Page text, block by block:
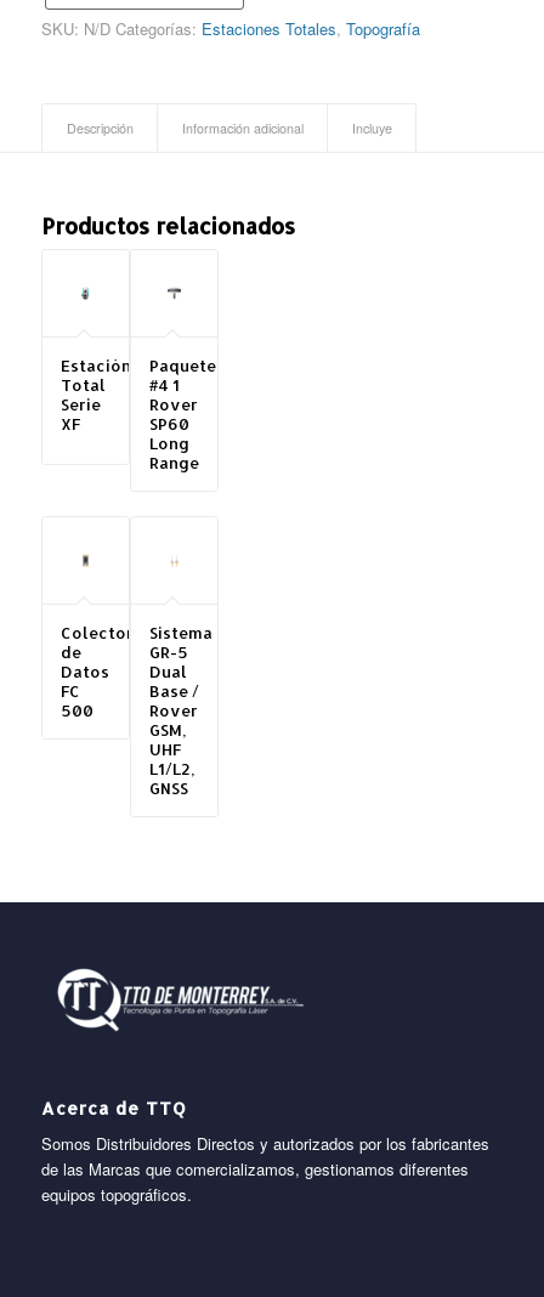
SKU: N/D Categorías: Estaciones Totales, Topografía
Descripción Información adicional Incluye
Productos relacionados
Estación
Total
Serie
XF
Paquete
#4 1
Rover
SP60
Long
Range
Colectora
de
Datos
FC
500
Sistema
GR-5
Dual
Base /
Rover
GSM,
UHF
L1/L2,
GNSS
Acerca de TTQ
Somos Distribuidores Directos y autorizados por los fabricantes
de las Marcas que comercializamos, gestionamos diferentes
equipos topográficos.